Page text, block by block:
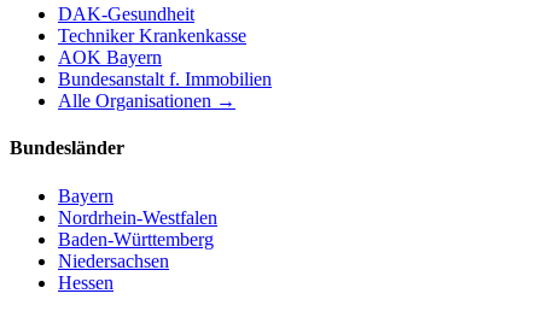
DAK-Gesundheit
Techniker Krankenkasse
AOK Bayern
Bundesanstalt f. Immobilien
Alle Organisationen →
Bundesländer
Bayern
Nordrhein-Westfalen
Baden-Württemberg
Niedersachsen
Hessen